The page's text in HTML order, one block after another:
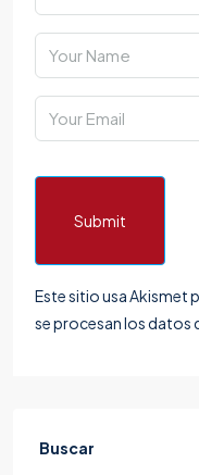
Submit
Este sitio usa Akismet
se procesan los datos
Buscar